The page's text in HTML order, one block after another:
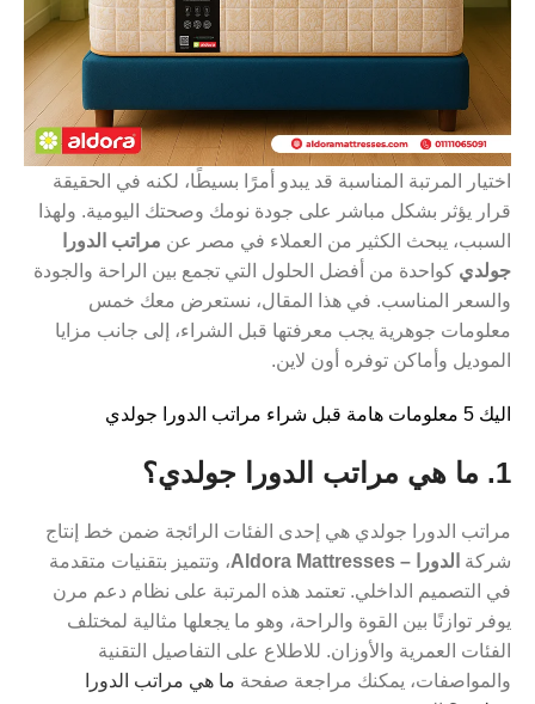
اختيار المرتبة المناسبة قد يبدو أمرًا بسيطًا، لكنه في الحقيقة
قرار يؤثر بشكل مباشر على جودة نومك وصحتك اليومية. ولهذا
السبب، يبحث الكثير من العملاء في مصر عن مراتب الدورا
جولدي كواحدة من أفضل الحلول التي تجمع بين الراحة والجودة
والسعر المناسب. في هذا المقال، نستعرض معك خمس
معلومات جوهرية يجب معرفتها قبل الشراء، إلى جانب مزايا
الموديل وأماكن توفره أون لاين.
اليك 5 معلومات هامة قبل شراء مراتب الدورا جولدي
1. ما هي مراتب الدورا جولدي؟
مراتب الدورا جولدي هي إحدى الفئات الرائجة ضمن خط إنتاج
شركة الدورا – Aldora Mattresses
، وتتميز بتقنيات متقدمة
في التصميم الداخلي. تعتمد هذه المرتبة على نظام دعم مرن
يوفر توازنًا بين القوة والراحة، وهو ما يجعلها مثالية لمختلف
الفئات العمرية والأوزان. للاطلاع على التفاصيل التقنية
والمواصفات، يمكنك مراجعة صفحة ما هي مراتب الدورا